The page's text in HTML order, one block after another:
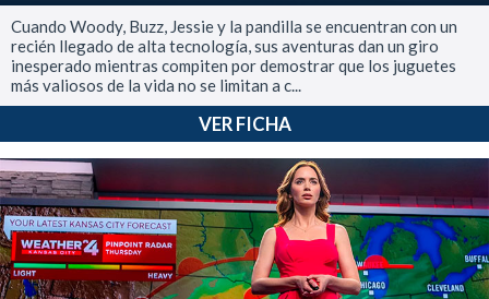
Cuando Woody, Buzz, Jessie y la pandilla se encuentran con un
recién llegado de alta tecnología, sus aventuras dan un giro
inesperado mientras compiten por demostrar que los juguetes
más valiosos de la vida no se limitan a c...
VER FICHA